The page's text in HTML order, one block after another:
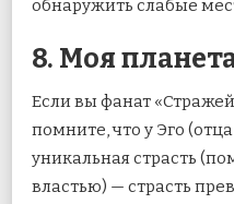
обнаружить слабые
8. Моя
Если вы фанат
помните, что у Эго
уникальная страсть
властью) — страсть